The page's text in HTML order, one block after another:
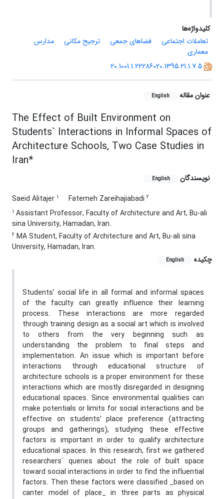
کلیدواژه‌ها
تعاملات اجتماعی
فضاهای جمعی ترجیح مکانی
مدارس
معماری
20.1001.1.22286020.1395.21.1.7.5
عنوان مقاله English
The Effect of Built Environment on
Students` Interactions in Informal Spaces of
Architecture Schools, Two Case Studies in
Iran*
نویسندگان English
Saeid Alitajer 1 Fatemeh Zareihajiabadi 2
1 Assistant Professor, Faculty of Architecture and Art, Bu-ali
sina University, Hamadan, Iran.
2 MA Student, Faculty of Architecture and Art, Bu-ali sina
University, Hamadan, Iran.
چکیده
English
Students’ social life in all formal and informal spaces
of the faculty can greatly influence their learning
process. These interactions are more regarded
through training design as a social art which is involved
to others from the very beginning such as
understanding the problem to final steps and
implementation. An issue which is important before
interactions through educational structure of
architecture schools is a proper environment for these
interactions which are mostly disregarded in designing
educational spaces. Since environmental qualities can
make potentials or limits for social interactions and be
effective on students’ place preference (attracting
groups and gatherings), studying these effective
factors is important in order to qualify architecture
educational spaces. In this research, first we gathered
researchers` queries about the role of built space
toward social interactions in order to find the influential
factors. Then these factors were classified _based on
canter model of place_ in three parts as physical